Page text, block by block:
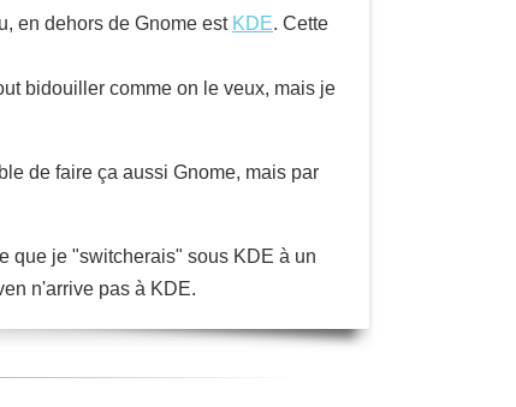
en dehors de Gnome est KDE. Cette
bidouiller comme on le veux, mais je
de faire ça aussi Gnome, mais par
que je "switcherais" sous KDE à un
n'arrive pas à KDE.